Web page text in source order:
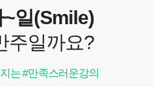
~일(Smile)
주일까요?
는 #만족스러운강의